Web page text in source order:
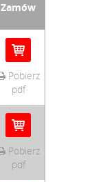
Zamów
Pobierz
pdf
Pobierz
pdf